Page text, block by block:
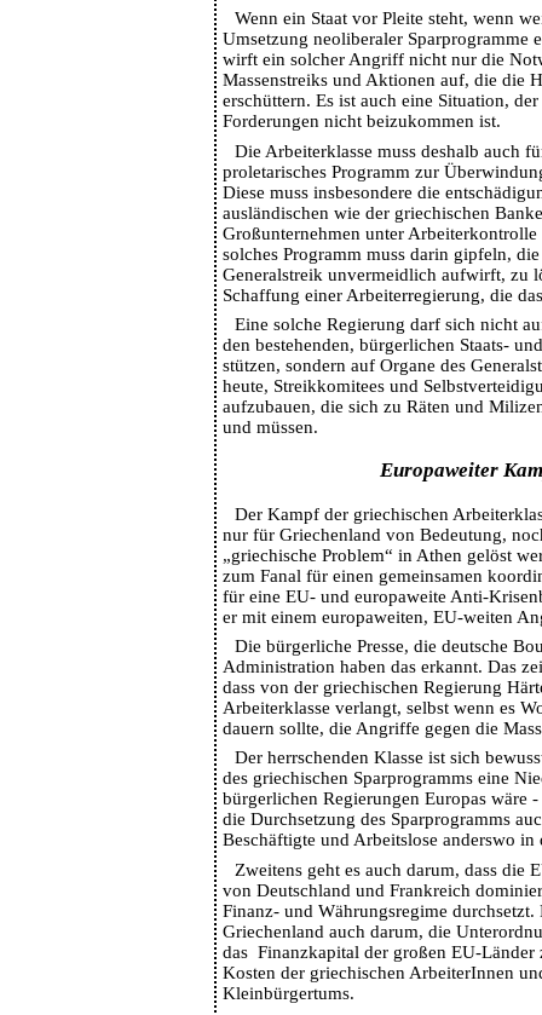
Wenn ein Staat vor Pleite steht, wenn
Umsetzung neoliberaler Sparprogramme
wirft ein solcher Angriff nicht nur die
Massenstreiks und Aktionen auf, die die
erschüttern. Es ist auch eine Situation,
Forderungen nicht beizukommen ist.
Die Arbeiterklasse muss deshalb auch
proletarisches Programm zur
Diese muss insbesondere die
ausländischen wie der griechischen
Großunternehmen unter
solches Programm muss darin gipfeln,
Generalstreik unvermeidlich aufwirft, zu
Schaffung einer Arbeiterregierung, die
Eine solche Regierung darf sich nicht
den bestehenden, bürgerlichen Staats-
stützen, sondern auf Organe des
heute, Streikkomitees und
aufzubauen, die sich zu Räten und
und müssen.
Europaweiter
Der Kampf der griechischen
nur für Griechenland von Bedeutung,
„griechische Problem“ in Athen gelöst
zum Fanal für einen gemeinsamen
für eine EU- und europaweite Anti-
er mit einem europaweiten, EU-weiten
Die bürgerliche Presse, die deutsche
Administration haben das erkannt. Das
dass von der griechischen Regierung
Arbeiterklasse verlangt, selbst wenn es
dauern sollte, die Angriffe gegen die
Der herrschenden Klasse ist sich
des griechischen Sparprogramms eine
bürgerlichen Regierungen Europas wäre
die Durchsetzung des Sparprogramms
Beschäftigte und Arbeitslose anderswo in
Zweitens geht es auch darum, dass die
von Deutschland und Frankreich
Finanz- und Währungsregime durchsetzt.
Griechenland auch darum, die
das Finanzkapital der großen EU-Länder
Kosten der griechischen ArbeiterInnen
Kleinbürgertums.